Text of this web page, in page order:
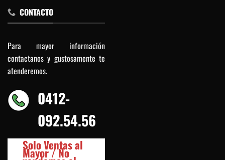
CONTACTO
Para mayor información
contactanos y gustosamente te
atenderemos.
0412-
092.54.56
Solo Ventas al
Mayor / No